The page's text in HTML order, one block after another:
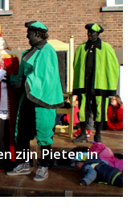
zijn Pieten in